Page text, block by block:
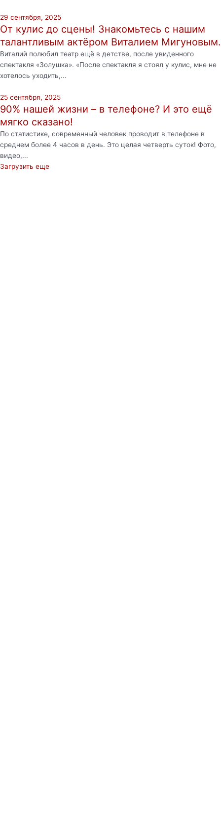
29 сентября, 2025
От кулис до сцены! Знакомьтесь с нашим
талантливым актёром Виталием Мигуновым.
Виталий полюбил театр ещё в детстве, после увиденного
спектакля «Золушка». «После спектакля я стоял у кулис, мне не
хотелось уходить,...
25 сентября, 2025
90% нашей жизни – в телефоне? И это ещё
мягко сказано!
По статистике, современный человек проводит в телефоне в
среднем более 4 часов в день. Это целая четверть суток! Фото,
видео,...
Загрузить еще